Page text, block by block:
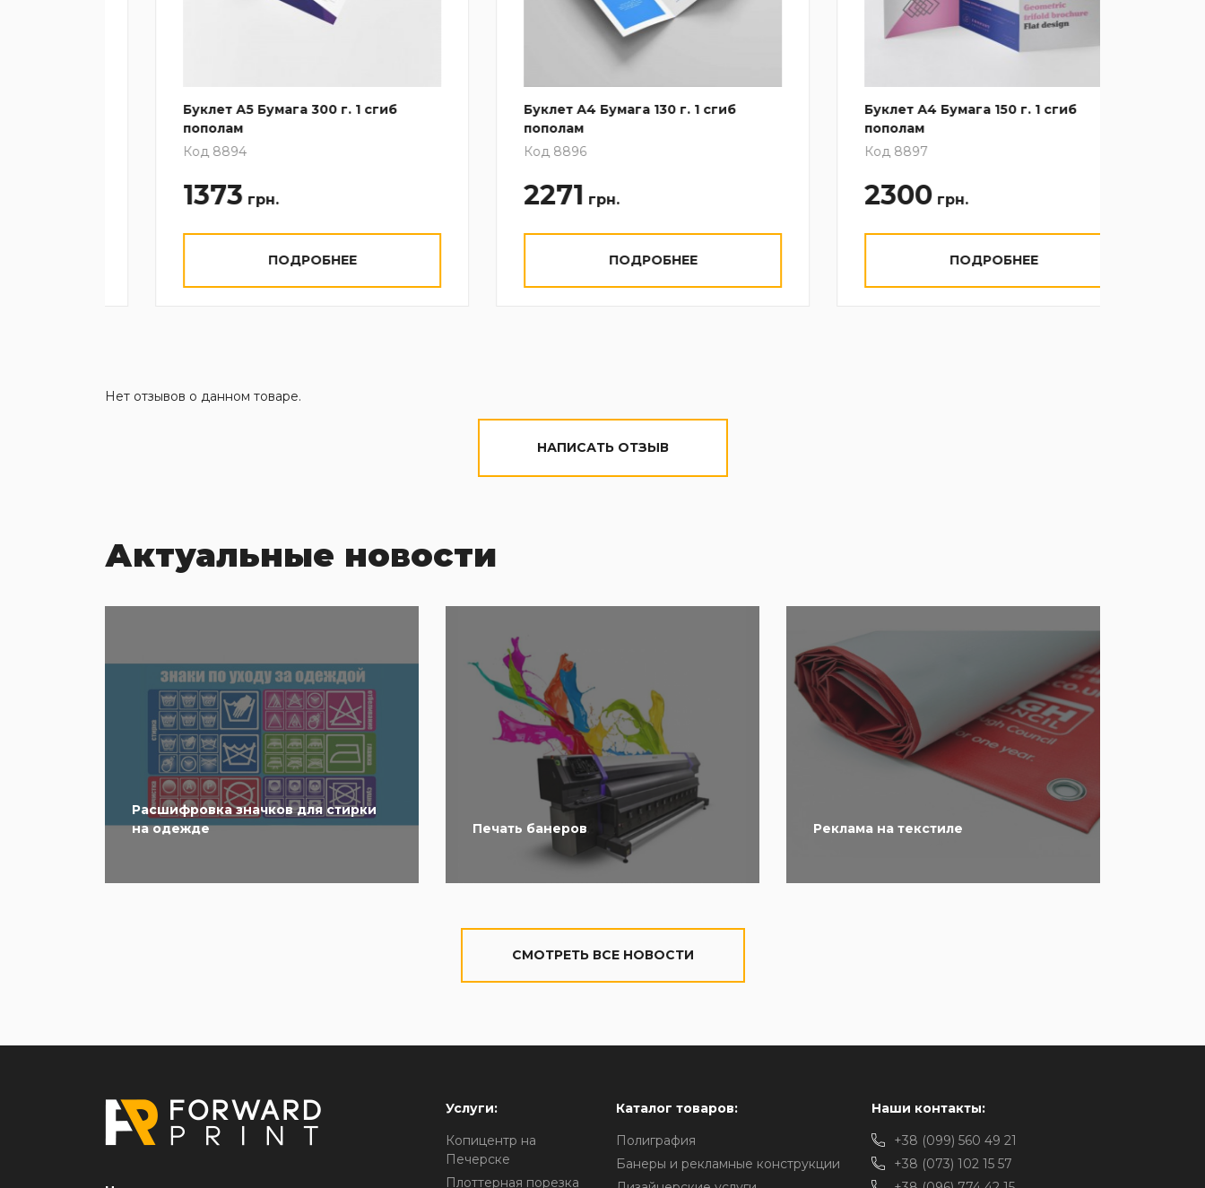
Буклет А5 Бумага 300 г. 1 сгиб
пополам
Код 8894
1373грн.
ПОДРОБНЕЕ
Буклет А4 Бумага 130 г. 1 сгиб
пополам
Код 8896
2271грн.
ПОДРОБНЕЕ
Буклет А4 Бумага 150 г. 1 сгиб
пополам
Код 8897
2300грн.
ПОДРОБНЕЕ
Нет отзывов о данном товаре.
НАПИСАТЬ ОТЗЫВ
Актуальные новости
Расшифровка значков для стирки
на одежде
Печать банеров Реклама на текстиле
CМОТРЕТЬ ВСЕ НОВОСТИ
Услуги:
Копицентр на
Печерске
Плоттерная порезка
Каталог товаров:
Полиграфия
Банеры и рекламные конструкции
Наши контакты:
+38 (099) 560 49 21
+38 (073) 102 15 57